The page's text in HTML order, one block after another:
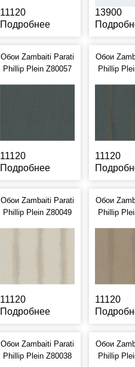
11120
Подробнее
13900
Обои Zambaiti Parati
Phillip Plein Z80057
11120
Подробнее
Обои
Phillip
11120
Обои Zambaiti Parati
Phillip Plein Z80049
11120
Подробнее
Обои
Phillip
11120
Обои Zambaiti Parati
Phillip Plein Z80038
Обои
Phillip